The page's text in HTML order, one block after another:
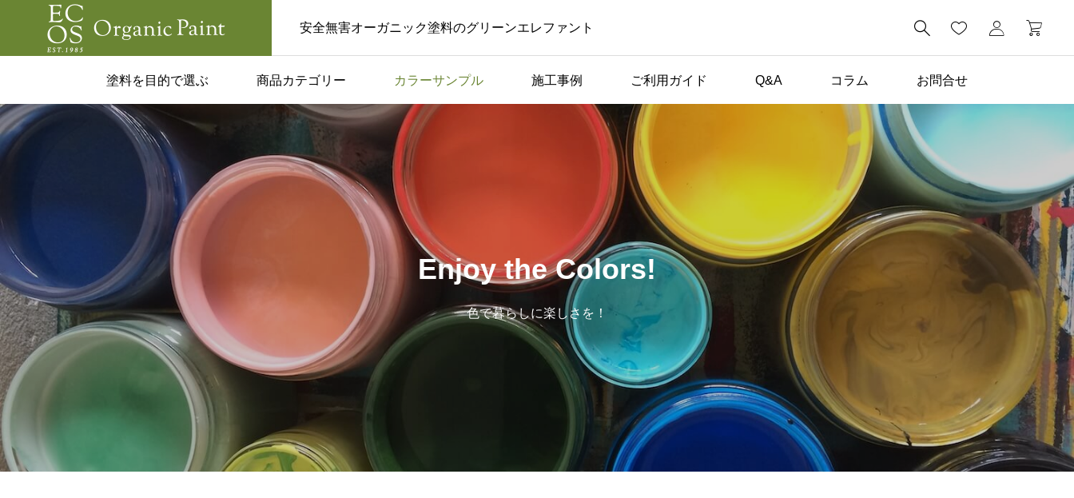
安全無害オーガニック塗料のグリーンエレファント 
塗料を目的で選ぶ 商品カテゴリー カラーサンプル 施工事例 ご利用ガイド Q&A コラム お問合せ
一覧 コラム一覧
カフェみたいな家にした
い人へ。黒板塗料でつく
コラム一覧
美容室やサロンでの黒板
ボード｜活用のアイデア
や注意点を紹介！
コラム一覧
子どもが毎日描きたくな
る。家の中に黒板がある
暮らし

Enjoy the Colors!
色で暮らしに楽しさを！